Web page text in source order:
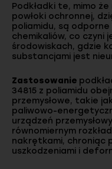
Podkładki te, mimo
powłoki ochronnej,
poliamidu, są odporne
chemikaliów, co czyni
środowiskach, gdzie
substancjami jest
Zastosowanie
34815 z poliamidu
przemysłowe, takie
paliwowo-
urządzeń
równomiernym
nakrętkami, chroniąc
uszkodzeniami i